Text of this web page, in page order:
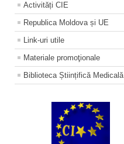
Activități CIE
Republica Moldova și UE
Link-uri utile
Materiale promoţionale
Biblioteca Științifică Medicală